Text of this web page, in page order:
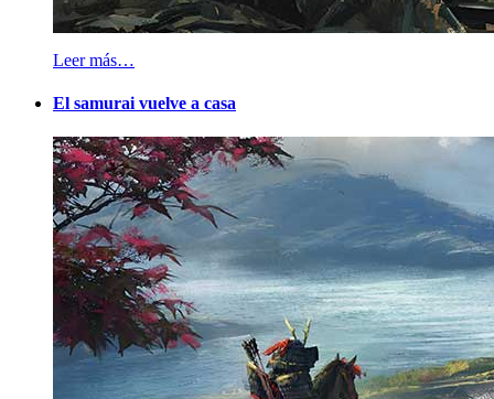
Leer más…
El samurai vuelve a casa